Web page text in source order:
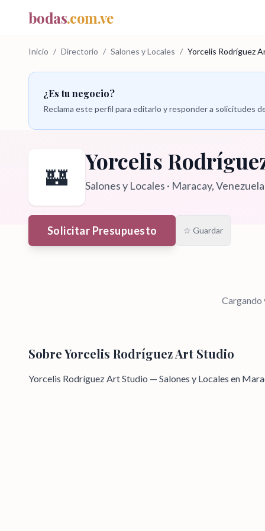
bodas.com.ve
Inicio / Directorio / Salones y Locales / Yorcelis Rodríguez
¿Es tu negocio?
Reclama este perfil para editarlo y responder a solicitudes
🏰
Yorcelis
Salones y Locales · Maracay, Venezuela
Solicitar Presupuesto ☆ Guardar
Cargando
SobreYorcelis Rodríguez Art Studio
Yorcelis Rodríguez Art Studio — Salones y Locales en